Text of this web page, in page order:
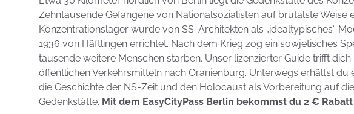
Zehntausende Gefangene von Nationalsozialisten auf brutalste Weise
Konzentrationslager wurde von SS-Architekten als „idealtypisches“
1936 von Häftlingen errichtet. Nach dem Krieg zog ein sowjetisches
tausende weitere Menschen starben. Unser lizenzierter Guide trifft
öffentlichen Verkehrsmitteln nach Oranienburg. Unterwegs erhältst
die Geschichte der NS-Zeit und den Holocaust als Vorbereitung auf
Gedenkstätte. Mit dem EasyCityPass Berlin bekommst du 2 € Rabatt